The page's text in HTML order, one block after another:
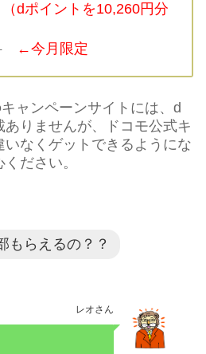
（dポイントを10,260円分
←今月限定
ャンペーンサイトには、d
りませんが、ドコモ公式キ
いなくゲットできるようにな
ださい。
もらえるの？？
レオさん